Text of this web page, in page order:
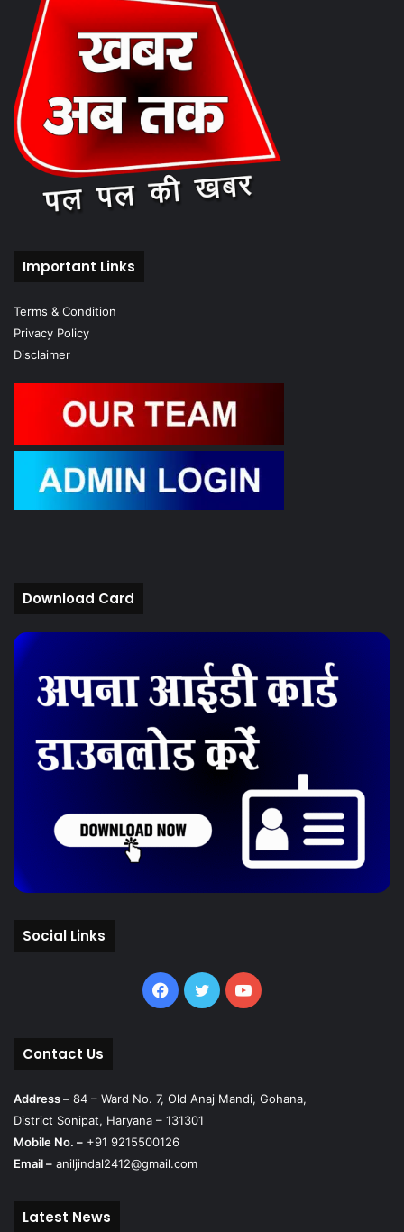
Important Links
Terms & Condition
Privacy Policy
Disclaimer
Download Card
Social Links
Facebook
TwitterYouTube
Contact Us
Address – 84 – Ward No. 7, Old Anaj Mandi, Gohana,
District Sonipat, Haryana – 131301
Mobile No. – +91 9215500126
Email – aniljindal2412@gmail.com
Latest News